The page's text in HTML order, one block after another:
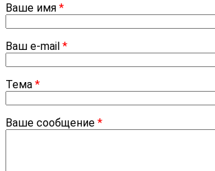
Ваше имя *
Ваш e-mail *
Тема *
Ваше сообщение *